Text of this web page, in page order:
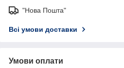
"Нова Пошта"
Всі умови доставки
Умови оплати